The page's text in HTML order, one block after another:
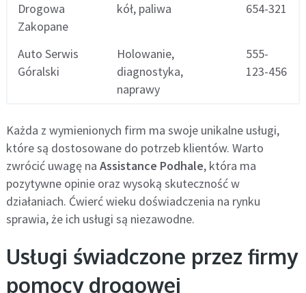
Drogowa
Zakopane
kół, paliwa
654-321
Auto Serwis
Góralski
Holowanie,
diagnostyka,
naprawy
555-
123-456
Każda z wymienionych firm ma swoje unikalne usługi,
które są dostosowane do potrzeb klientów. Warto
zwrócić uwagę na Assistance Podhale, która ma
pozytywne opinie oraz wysoką skuteczność w
działaniach. Ćwierć wieku doświadczenia na rynku
sprawia, że ich usługi są niezawodne.
Usługi świadczone przez firmy
pomocy drogowej